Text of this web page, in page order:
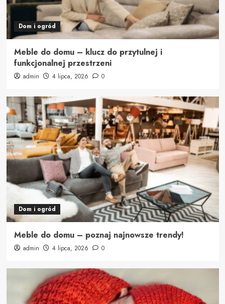
Dom i ogród
Meble do domu – klucz do przytulnej i
funkcjonalnej przestrzeni
admin 4 lipca, 2026 0
Dom i ogród
Meble do domu – poznaj najnowsze trendy!
admin 4 lipca, 2026 0